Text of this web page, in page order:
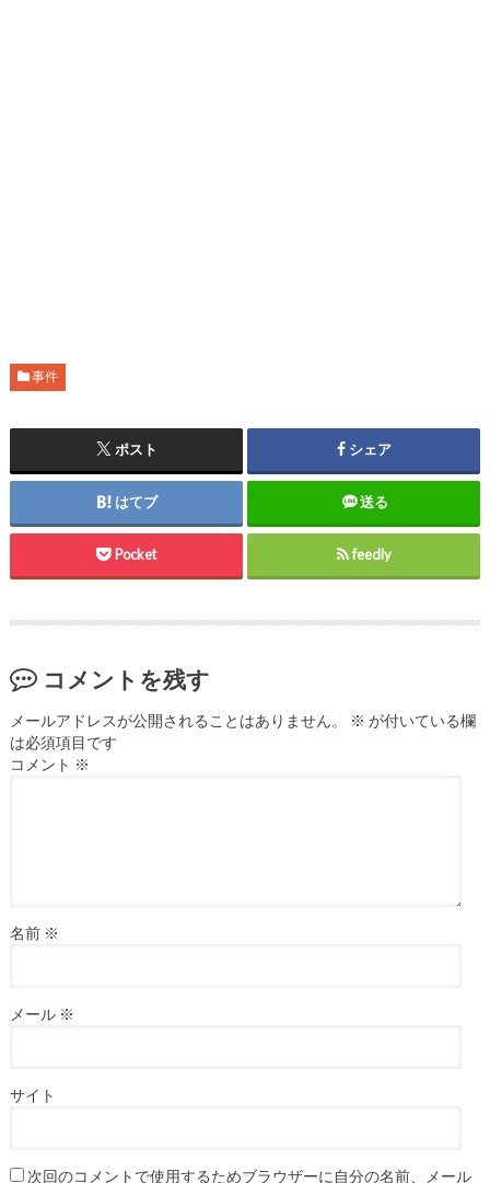
事件
ポスト シェア
はてブ 送る
Pocket feedly
コメントを残す
メールアドレスが公開されることはありません。 ※ が付いている欄
は必須項目です
コメント ※
名前 ※
メール ※
サイト
次回のコメントで使用するためブラウザーに自分の名前、メール